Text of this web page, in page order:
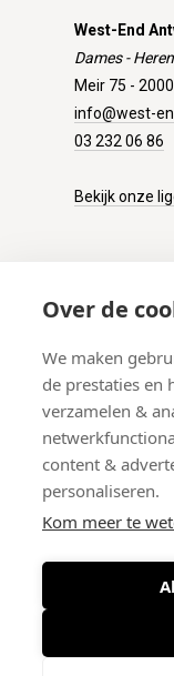
Over de
We maken
de prestaties en
verzamelen &
content &
personaliseren.
Kom meer te
West-End
Dames - Heren
Meir 75 -
info@west-
03 232 06 86
Bekijk onze
Verzenden
Retourneren
Betalen
Veelgestelde
© 2026 West-End BV